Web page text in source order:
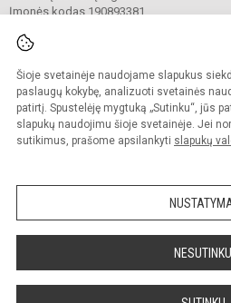
Šioje svetainėje naudojame slapukus
paslaugų kokybę, analizuoti svetainės
patirtį. Spustelėję mygtuką „Sutinku“, jūs
slapukų naudojimu šioje svetainėje. Jei
sutikimus, prašome apsilankyti slapukų
NESUTINKU
Įmonės kodas 190893381
© 2026. Neringos gimnazija.
Kopijuoti turinį be raštiško įstaigos
Prieinamumo paraiška
Sumanus būdas atnaujinti